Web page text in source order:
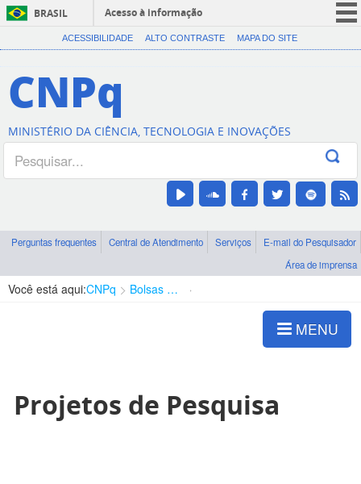
BRASIL
Acesso à informação
CORONAVÍRUS (COVID-19)
Canais
ACESSIBILIDADE ALTO CONTRASTE MAPA DO SITE
CNPq
MINISTÉRIO DA CIÊNCIA, TECNOLOGIA E INOVAÇÕES
Perguntas frequentes Central de Atendimento Serviços
E-mail do Pesquisador
Área de imprensa
Você está aqui:CNPq Bolsas e Auxílios Vigentes
MENU
Projetos de Pesquisa